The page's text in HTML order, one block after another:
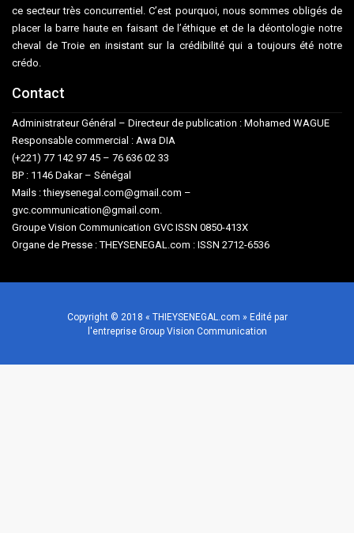
ce secteur très concurrentiel. C’est pourquoi, nous sommes obligés de
placer la barre haute en faisant de l’éthique et de la déontologie notre
cheval de Troie en insistant sur la crédibilité qui a toujours été notre
crédo.
Contact
Administrateur Général – Directeur de publication : Mohamed WAGUE
Responsable commercial : Awa DIA
(+221) 77 142 97 45 – 76 636 02 33
BP : 1146 Dakar – Sénégal
Mails : thieysenegal.com@gmail.com –
gvc.communication@gmail.com.
Groupe Vision Communication GVC ISSN 0850-413X
Organe de Presse : THEYSENEGAL.com : ISSN 2712-6536
Copyright © 2018 « THIEYSENEGAL.com » Edité par
l'entreprise Group Vision Communication